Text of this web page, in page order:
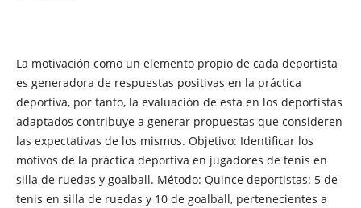
La motivación como un elemento propio de cada deportista
es generadora de respuestas positivas en la práctica
deportiva, por tanto, la evaluación de esta en los deportistas
adaptados contribuye a generar propuestas que consideren
las expectativas de los mismos. Objetivo: Identificar los
motivos de la práctica deportiva en jugadores de tenis en
silla de ruedas y goalball. Método: Quince deportistas: 5 de
tenis en silla de ruedas y 10 de goalball, pertenecientes a